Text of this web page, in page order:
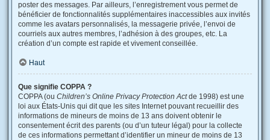
poster des messages. Par ailleurs, l’enregistrement vous permet de
bénéficier de fonctionnalités supplémentaires inaccessibles aux invités
comme les avatars personnalisés, la messagerie privée, l’envoi de
courriels aux autres membres, l’adhésion à des groupes, etc. La
création d’un compte est rapide et vivement conseillée.
Haut
Que signifie COPPA ?
COPPA (ou Children’s Online Privacy Protection Actde 1998) est une
loi aux États-Unis qui dit que les sites Internet pouvant recueillir des
informations de mineurs de moins de 13 ans doivent obtenir le
consentement écrit des parents (ou d’un tuteur légal) pour la collecte
de ces informations permettant d’identifier un mineur de moins de 13